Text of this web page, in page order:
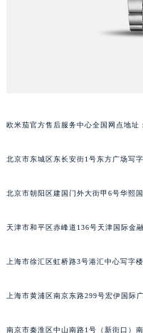
欧米茄官方售后服务中心全国网点地址：
北京市东城区东长安街1号东方广场写
北京市朝阳区建国门外大街甲6号华熙
天津市和平区赤峰道136号天津国际金
上海市徐汇区虹桥路3号港汇中心写字
上海市黄浦区南京东路299号宏伊国际
南京市秦淮区中山南路1号（新街口）